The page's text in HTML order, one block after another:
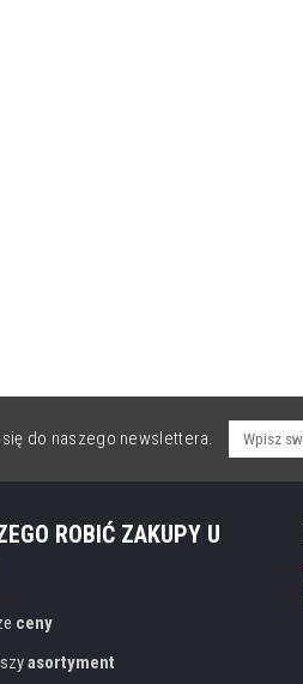
do naszego newslettera.
ROBIĆ ZAKUPY U
ceny
asortyment